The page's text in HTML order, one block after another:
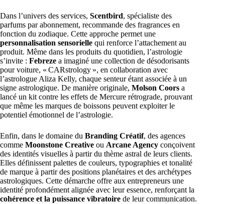
Dans l’univers des services, Scentbird, spécialiste des
parfums par abonnement, recommande des fragrances en
fonction du zodiaque. Cette approche permet une
personnalisation sensorielle qui renforce l’attachement au
produit. Même dans les produits du quotidien, l’astrologie
s’invite : Febreze a imaginé une collection de désodorisants
pour voiture, « CARstrology », en collaboration avec
l’astrologue Aliza Kelly, chaque senteur étant associée à un
signe astrologique. De manière originale, Molson Coors a
lancé un kit contre les effets de Mercure rétrograde, prouvant
que même les marques de boissons peuvent exploiter le
potentiel émotionnel de l’astrologie.
Enfin, dans le domaine du Branding Créatif, des agences
comme Moonstone Creative ou Arcane Agency conçoivent
des identités visuelles à partir du thème astral de leurs clients.
Elles définissent palettes de couleurs, typographies et tonalité
de marque à partir des positions planétaires et des archétypes
astrologiques. Cette démarche offre aux entrepreneurs une
identité profondément alignée avec leur essence, renforçant la
cohérence et la puissance vibratoire de leur communication.